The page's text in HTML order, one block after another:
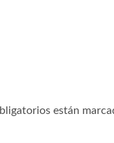
están